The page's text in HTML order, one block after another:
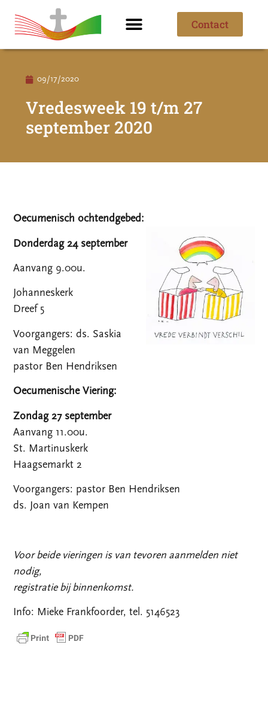
Contact
09/17/2020
Vredesweek 19 t/m 27
september 2020
Oecumenisch ochtendgebed:
Donderdag 24 september
Aanvang 9.00u.
Johanneskerk
Dreef 5
Voorgangers: ds. Saskia
van Meggelen
pastor Ben Hendriksen
Oecumenische Viering:
Zondag 27 september
Aanvang 11.00u.
St. Martinuskerk
Haagsemarkt 2
Voorgangers: pastor Ben Hendriksen
ds. Joan van Kempen
Voor beide vieringen is van tevoren aanmelden niet
nodig,
registratie bij binnenkomst.
Info: Mieke Frankfoorder, tel. 5146523